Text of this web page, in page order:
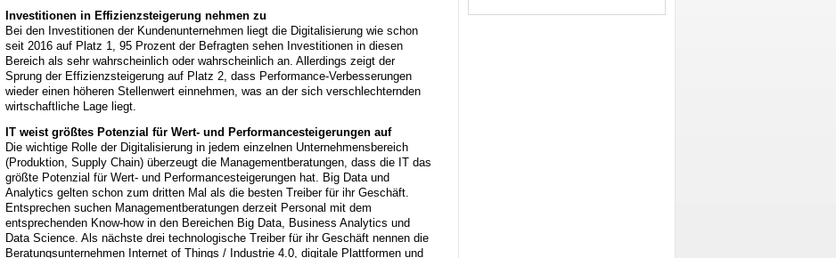
Investitionen in Effizienzsteigerung nehmen zu
Bei den Investitionen der Kundenunternehmen liegt die Digitalisierung wie schon
seit 2016 auf Platz 1, 95 Prozent der Befragten sehen Investitionen in diesen
Bereich als sehr wahrscheinlich oder wahrscheinlich an. Allerdings zeigt der
Sprung der Effizienzsteigerung auf Platz 2, dass Performance-Verbesserungen
wieder einen höheren Stellenwert einnehmen, was an der sich verschlechternden
wirtschaftliche Lage liegt.
IT weist größtes Potenzial für Wert- und Performancesteigerungen auf
Die wichtige Rolle der Digitalisierung in jedem einzelnen Unternehmensbereich
(Produktion, Supply Chain) überzeugt die Managementberatungen, dass die IT das
größte Potenzial für Wert- und Performancesteigerungen hat. Big Data und
Analytics gelten schon zum dritten Mal als die besten Treiber für ihr Geschäft.
Entsprechen suchen Managementberatungen derzeit Personal mit dem
entsprechenden Know-how in den Bereichen Big Data, Business Analytics und
Data Science. Als nächste drei technologische Treiber für ihr Geschäft nennen die
Beratungsunternehmen Internet of Things / Industrie 4.0, digitale Plattformen und